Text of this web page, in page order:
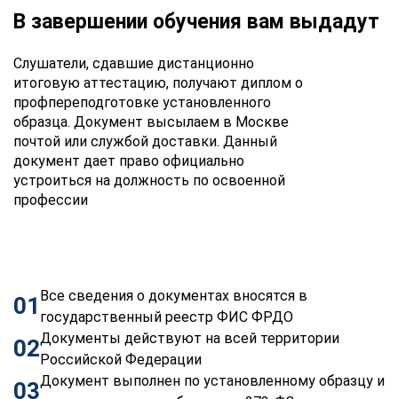
В завершении обучения вам выдадут
Слушатели, сдавшие дистанционно
итоговую аттестацию, получают диплом о
профпереподготовке установленного
образца. Документ высылаем в Москве
почтой или службой доставки. Данный
документ дает право официально
устроиться на должность по освоенной
профессии
01 Все сведения о документах вносятся в
государственный реестр ФИС ФРДО
02Документы действуют на всей территории
Российской Федерации
03Документ выполнен по установленному образцу и